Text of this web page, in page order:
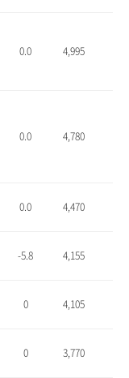
0.0 4,995
0.0 4,780
0.0 4,470
-5.8 4,155
0 4,105
0 3,770